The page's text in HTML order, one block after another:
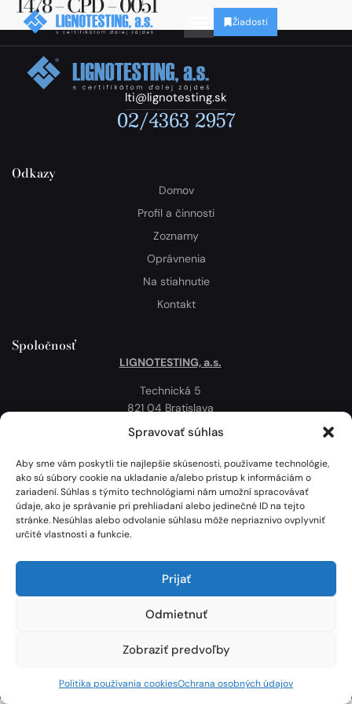
Spravovať súhlas
Aby sme vám poskytli tie najlepšie skúsenosti, používame technológie,
ako sú súbory cookie na ukladanie a/alebo prístup k informáciám o
zariadení. Súhlas s týmito technológiami nám umožní spracovávať
údaje, ako je správanie pri prehliadaní alebo jedinečné ID na tejto
stránke. Nesúhlas alebo odvolanie súhlasu môže nepriaznivo ovplyvniť
určité vlastnosti a funkcie.
Prijať
Odmietnuť
Zobraziť predvoľby
Politika používania cookiesOchrana osobných údajov
Žiadosti
lti@lignotesting.sk
02/4363 2957
Odkazy
Domov
Profil a činnosti
Zoznamy
Oprávnenia
Na stiahnutie
Kontakt
Spoločnosť
LIGNOTESTING, a.s.
Technická 5
821 04 Bratislava
Slovenská republika
Politika používania cookies
Mapa
Lignotesting, a. s. © 2024 | Všetky práva vyhradené. | Vytvoril: Marek Heinfarth.